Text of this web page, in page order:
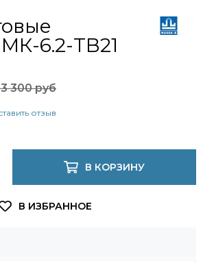
6.2-ТВ21
300 руб
отзыв
В КОРЗИНУ